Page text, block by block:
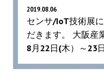
2019.08.06
センサ/IoT技術展
だきます。 大阪
8月22日(木）～23